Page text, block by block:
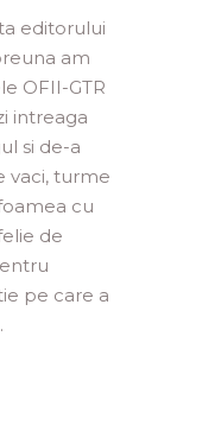
editorului
am
OFII-GTR
intreaga
si de-a
vaci, turme
cu
de
pe care a